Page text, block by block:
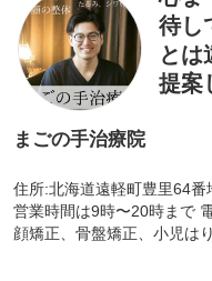
待し
とは
提案
まごの手治療院
住所:北海道遠軽町豊里64
営業時間は9時〜20時まで
顔矯正、骨盤矯正、小児はり